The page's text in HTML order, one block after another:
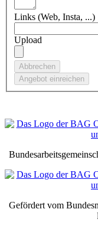
Links (Web, Insta, ...)
Upload
Gefördert vom